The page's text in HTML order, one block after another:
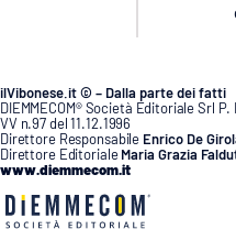
ilVibonese.it © – Dalla parte dei fatti
DIEMMECOM® Società Editoriale Srl P.
VV n.97 del 11.12.1996
Direttore Responsabile Enrico De
Direttore Editoriale Maria Grazia
www.diemmecom.it